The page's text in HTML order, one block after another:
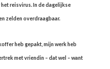
reisvirus. In de dagelijkse
zelden overdraagbaar.
heb gepakt, mijn werk heb
met vriendin – dat wel – want